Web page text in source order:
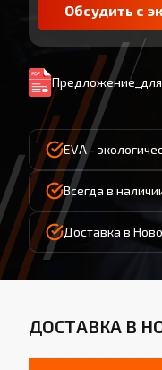
Обсудить с
EVA -
Всегда в
Доставка в
ДОСТАВКА В